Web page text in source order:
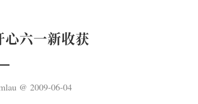
心六一新收获
2009-06-04